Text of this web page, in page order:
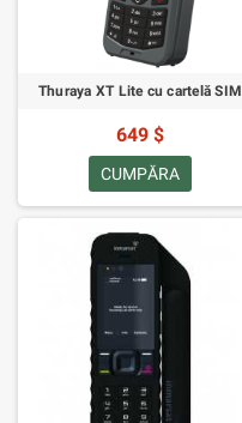
Thuraya XT Lite cu cartelă SIM
649 $
CUMPĂRA